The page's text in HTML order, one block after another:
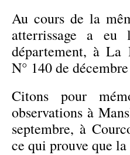
Au cours de la
atterrissage a
département, à
N° 140 de
Citons pour
observations à
septembre, à
ce qui prouve que